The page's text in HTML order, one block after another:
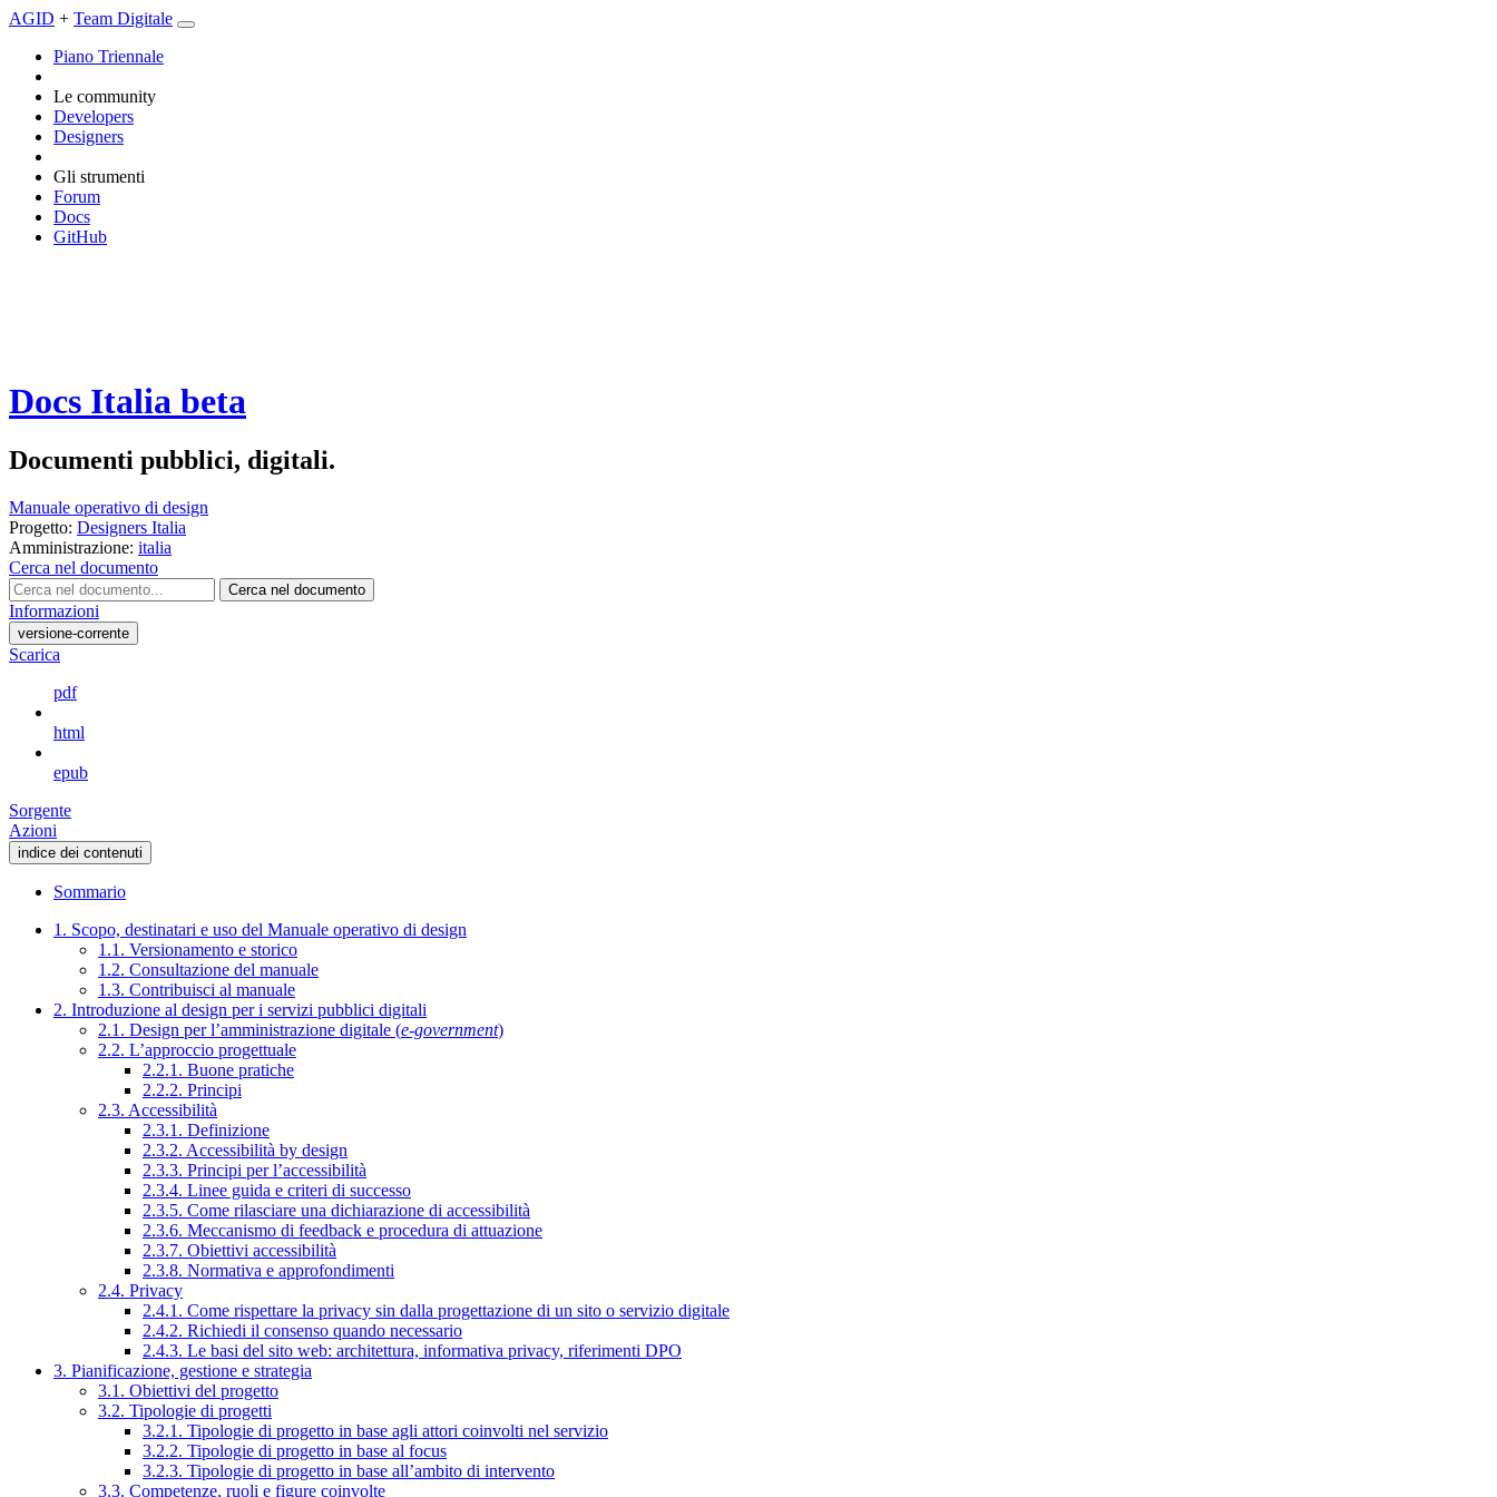
AGID + Team Digitale
Piano Triennale
Le community
Developers
Designers
Gli strumenti
Forum
Docs
GitHub
Docs Italia beta
Documenti pubblici, digitali.
Manuale operativo di design
Progetto: Designers Italia
Amministrazione: italia
Cerca nel documento
Cerca nel documento
Informazioni
versione-corrente
Scarica
pdf
html
epub
Sorgente
Azioni
indice dei contenuti
Sommario
1. Scopo, destinatari e uso del Manuale operativo di design
1.1. Versionamento e storico
1.2. Consultazione del manuale
1.3. Contribuisci al manuale
2. Introduzione al design per i servizi pubblici digitali
2.1. Design per l’amministrazione digitale (e-government)
2.2. L’approccio progettuale
2.2.1. Buone pratiche
2.2.2. Principi
2.3. Accessibilità
2.3.1. Definizione
2.3.2. Accessibilità by design
2.3.3. Principi per l’accessibilità
2.3.4. Linee guida e criteri di successo
2.3.5. Come rilasciare una dichiarazione di accessibilità
2.3.6. Meccanismo di feedback e procedura di attuazione
2.3.7. Obiettivi accessibilità
2.3.8. Normativa e approfondimenti
2.4. Privacy
2.4.1. Come rispettare la privacy sin dalla progettazione di un sito o servizio digitale
2.4.2. Richiedi il consenso quando necessario
2.4.3. Le basi del sito web: architettura, informativa privacy, riferimenti DPO
3. Pianificazione, gestione e strategia
3.1. Obiettivi del progetto
3.2. Tipologie di progetti
3.2.1. Tipologie di progetto in base agli attori coinvolti nel servizio
3.2.2. Tipologie di progetto in base al focus
3.2.3. Tipologie di progetto in base all’ambito di intervento
3.3. Competenze, ruoli e figure coinvolte